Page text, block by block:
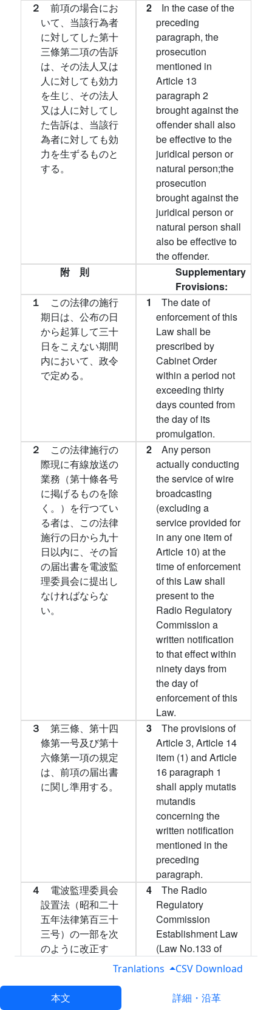
２ 前項の場合にお
いて、当該行為者
に対してした第十
三條第二項の告訴
は、その法人又は
人に対しても効力
を生じ、その法人
又は人に対してし
た告訴は、当該行
為者に対しても効
力を生ずるものと
する。
2 In the case of the
preceding
paragraph, the
prosecution
mentioned in
Article 13
paragraph 2
brought against the
offender shall also
be effective to the
juridical person or
natural person;the
prosecution
brought against the
juridical person or
natural person shall
also be effective to
the offender.
附 則
Supplementary
Frovisions:
１ この法律の施行
期日は、公布の日
から起算して三十
日をこえない期間
内において、政令
で定める。
1 The date of
enforcement of this
Law shall be
prescribed by
Cabinet Order
within a period not
exceeding thirty
days counted from
the day of its
promulgation.
２ この法律施行の
際現に有線放送の
業務（第十條各号
に掲げるものを除
く。）を行つてい
る者は、この法律
施行の日から九十
日以内に、その旨
の届出書を電波監
理委員会に提出し
なければならな
い。
2 Any person
actually conducting
the service of wire
broadcasting
(excluding a
service provided for
in any one item of
Article 10) at the
time of enforcement
of this Law shall
present to the
Radio Regulatory
Commission a
written notification
to that effect within
ninety days from
the day of
enforcement of this
Law.
３ 第三條、第十四
條第一号及び第十
六條第一項の規定
は、前項の届出書
に関し準用する。
3 The provisions of
Article 3, Article 14
item (1) and Article
16 paragraph 1
shall apply mutatis
mutandis
concerning the
written notification
mentioned in the
preceding
paragraph.
４ 電波監理委員会
設置法（昭和二十
五年法律第百三十
三号）の一部を次
のように改正す
4 The Radio
Regulatory
Commission
Establishment Law
(Law No.133 of
1950) shall be
as follows:
Tranlations CSV Download
本文 詳細・沿革